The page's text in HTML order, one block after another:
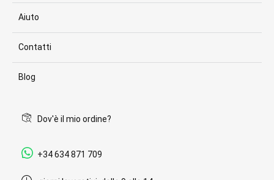
Aiuto
Contatti
Blog
Dov'è il mio ordine?
+34 634 871 709